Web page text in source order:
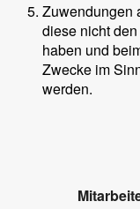
Zuwendungen
diese nicht
haben und
Zwecke im
werden.